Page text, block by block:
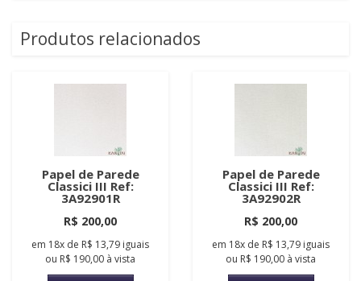
Produtos relacionados
Papel de Parede
Classici III Ref:
3A92901R
R$ 200,00
em 18x de R$ 13,79 iguais
ou R$ 190,00 à vista
Papel de Parede
Classici III Ref:
3A92902R
R$ 200,00
em 18x de R$ 13,79 iguais
ou R$ 190,00 à vista